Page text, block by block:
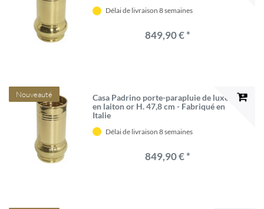
Délai de livraison 8 semaines
849,90 € *
Nouveauté
Casa Padrino porte-parapluie de luxe
en laiton or H. 47,8 cm - Fabriqué en
Italie
Délai de livraison 8 semaines
849,90 € *